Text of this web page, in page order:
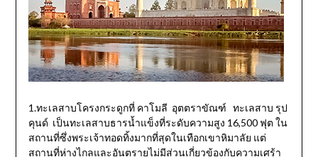
1.ทะเลสาบโครงกระดูกที่ คาโมลี อุตตราขัณฑ์ ทะเลสาบ รุป
คุนด์ เป็นทะเลสาบธารน้ำแข็งที่ระดับความสูง 16,500 ฟุต ใน
สถานที่ซึ่งพระเจ้าทอดทิ้งมากที่สุดในเทือกเขาหิมาลัย แต่
สถานที่ห่างไกลและอันตรายไม่มีส่วนเกี่ยวข้องกับความเศร้า